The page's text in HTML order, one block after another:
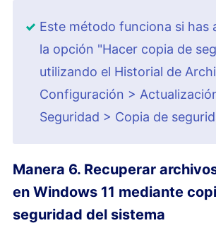
Este método funciona si has
la opción "Hacer copia de
utilizando el Historial de
Configuración >
Seguridad > Copia de
Manera 6. Recuperar
en Windows 11 mediante
seguridad del sistema